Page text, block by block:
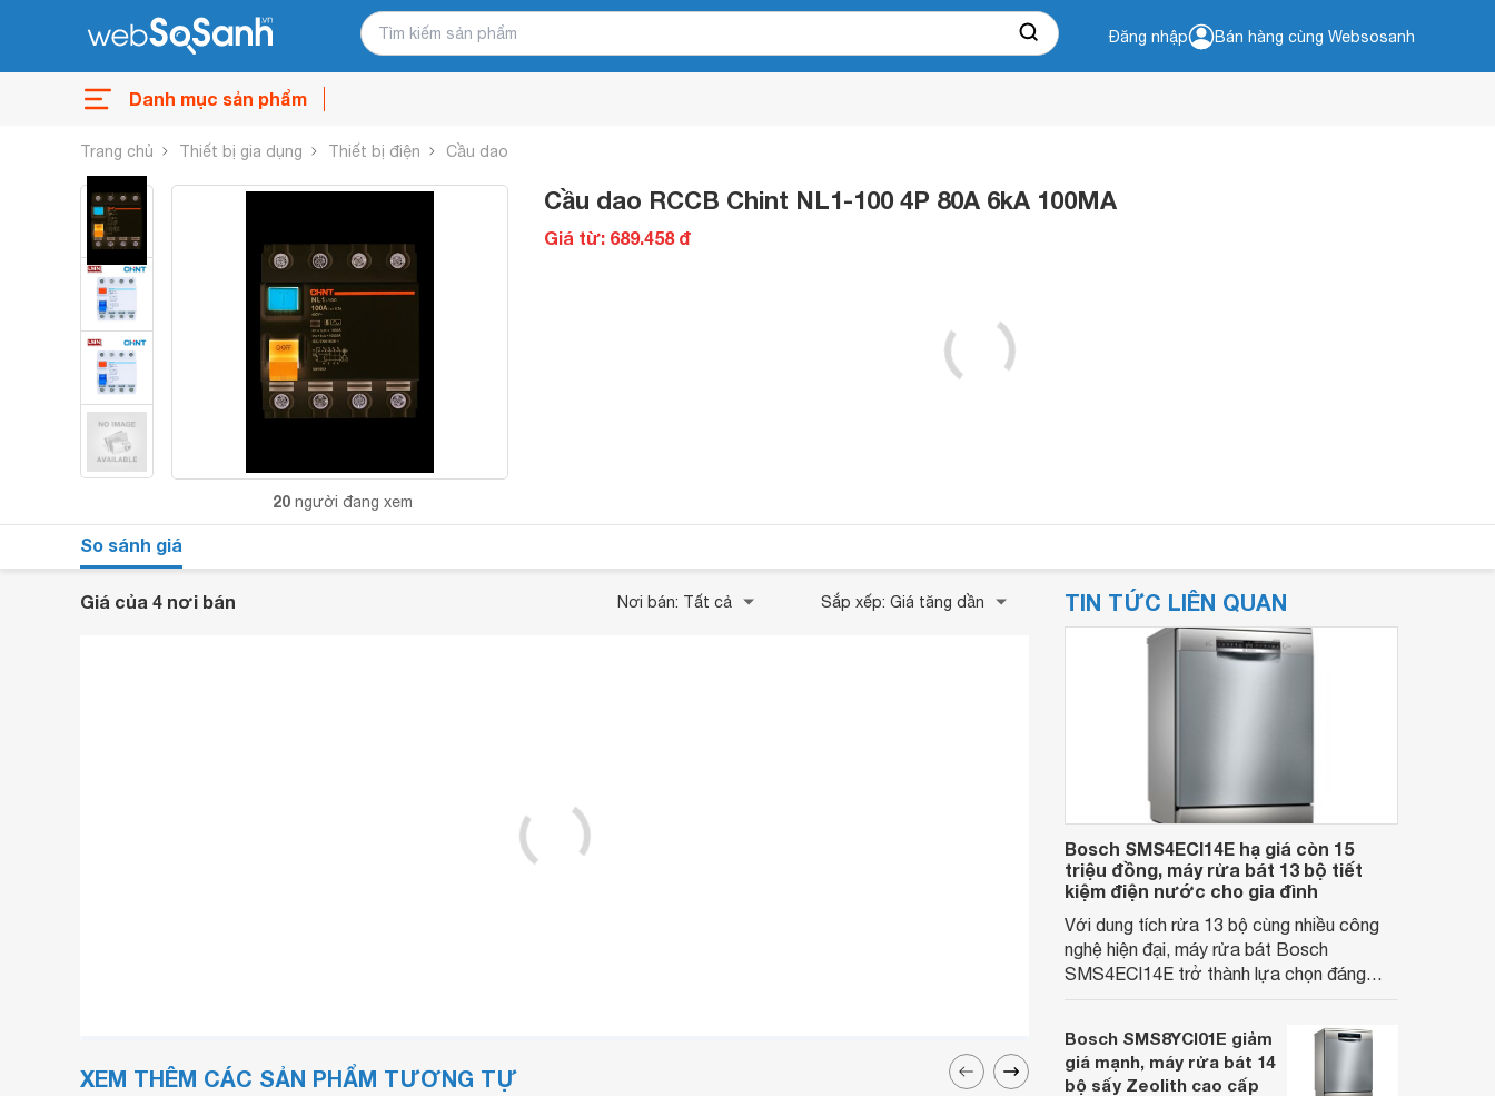
Đăng nhập Bán hàng cùng Websosanh
Danh mục sản phẩm
Trang chủ Thiết bị gia dụng Thiết bị điện Cầu dao
20 người đang xem
Cầu dao RCCB Chint NL1-100 4P 80A 6kA 100MA
Giá từ: 689.458 đ
So sánh giá
Giá của 4 nơi bán Nơi bán: Tất cả Sắp xếp: Giá tăng dần
XEM THÊM CÁC SẢN PHẨM TƯƠNG TỰ
TIN TỨC LIÊN QUAN
Bosch SMS4ECI14E hạ giá còn 15
triệu đồng, máy rửa bát 13 bộ tiết
kiệm điện nước cho gia đình
Với dung tích rửa 13 bộ cùng nhiều công
nghệ hiện đại, máy rửa bát Bosch
SMS4ECI14E trở thành lựa chọn đáng
chỉnh giảm sâu.
Bosch SMS8YCI01E giảm
giá mạnh, máy rửa bát 14
bộ sấy Zeolith cao cấp